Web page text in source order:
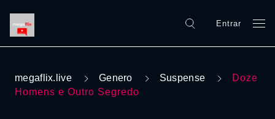
Entrar
megaflix.live Genero Suspense
Doze
Homens e Outro Segredo